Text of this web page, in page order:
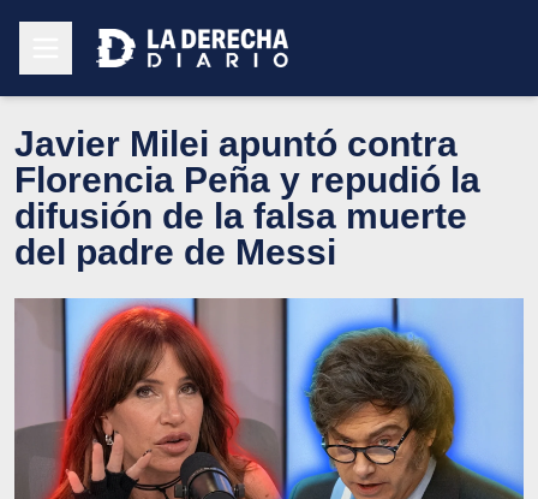
Javier Milei apuntó contra
Florencia Peña y repudió la
difusión de la falsa muerte
del padre de Messi